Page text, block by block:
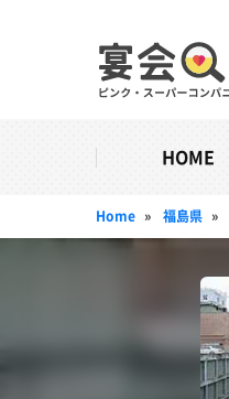
HOME
Home » 福島県 »